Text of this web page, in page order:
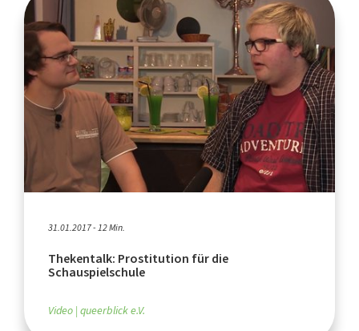
31.01.2017 - 12 Min.
Thekentalk: Prostitution für die
Schauspielschule
Video queerblick e.V.